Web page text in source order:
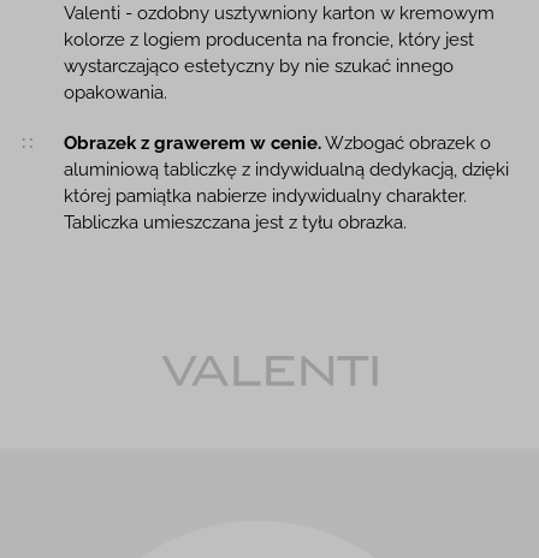
Valenti - ozdobny usztywniony karton w kremowym
kolorze z logiem producenta na froncie, który jest
wystarczająco estetyczny by nie szukać innego
opakowania.
Obrazek z grawerem w cenie.Wzbogać obrazek o
aluminiową tabliczkę z indywidualną dedykacją, dzięki
której pamiątka nabierze indywidualny charakter.
Tabliczka umieszczana jest z tyłu obrazka.